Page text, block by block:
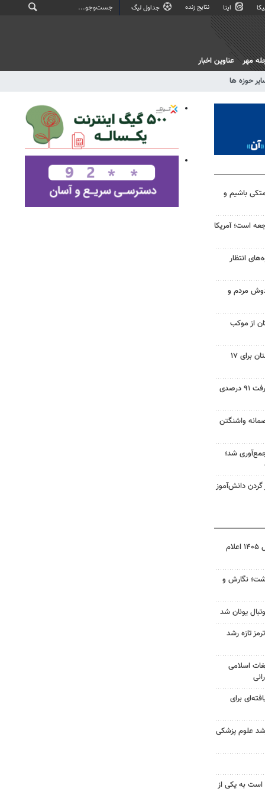
ایتا نتایج زنده جداول لیگ
حوزه ها
مهر عناوین اخبار
باشیم و
است؛ آمریکا
انتظار
مردم و
از موکب
برنامه خاموشی‌های برق در لرستان برای ۱۷
۳۰ پروژه آموزشی دلفان با پیشرفت ۹۱ درصدی
واشنگتن
ماینر جمع‌آوری شد؛
دانش‌آموز
نتیجه آزمون ورودی سمپاد سال ۱۴۰۵ اعلام
نگارش و
یونان شد
تازه رشد
اسلامی
برای
علوم پزشکی
است به یکی از